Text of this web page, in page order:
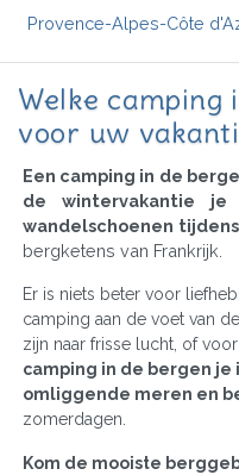
Provence-Alpes-Côte
Welke camping
voor uw
Een camping in de
de wintervakantie
wandelschoenen
bergketens van Frankrijk.
Er is niets beter voor
camping aan de voet van
zijn naar frisse lucht, of
camping in de bergen
omliggende meren en
zomerdagen.
Kom de mooiste